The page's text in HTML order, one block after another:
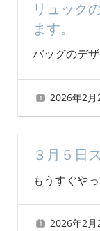
リュック
ます。
バッグのデ
2026年2月
３月５日
もうすぐや
2026年2月